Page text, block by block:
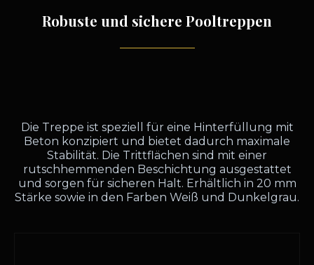
Robuste und sichere Pooltreppen
Die Treppe ist speziell für eine Hinterfüllung mit
Beton konzipiert und bietet dadurch maximale
Stabilität. Die Trittflächen sind mit einer
rutschhemmenden Beschichtung ausgestattet
und sorgen für sicheren Halt. Erhältlich in 20 mm
Stärke sowie in den Farben Weiß und Dunkelgrau.